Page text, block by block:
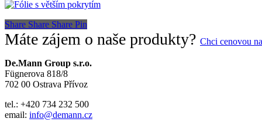
Share Share Share Pin
Máte zájem o naše produkty? Chci cenovou
De.Mann Group s.r.o.
Fügnerova 818/8
702 00 Ostrava Přívoz
tel.: +420 734 232 500
email: info@demann.cz